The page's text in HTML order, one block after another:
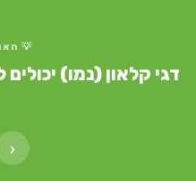
💡
דגי קלאון (נמו)